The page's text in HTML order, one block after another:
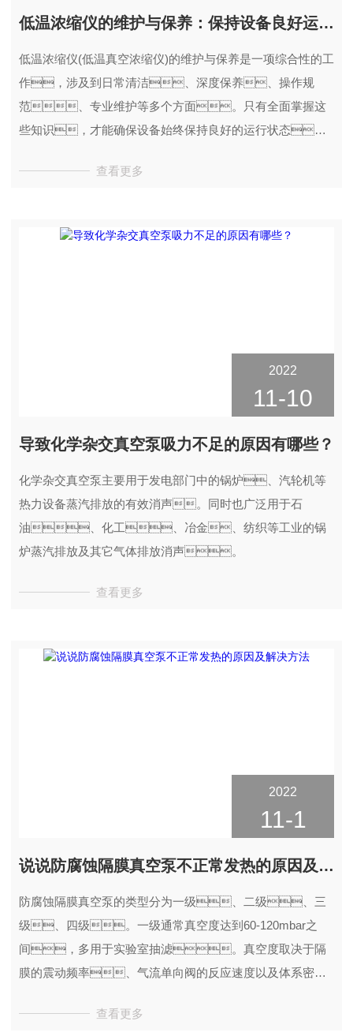
低温浓缩仪的维护与保养：保持设备良好运行的秘诀
低温浓缩仪(低温真空浓缩仪)的维护与保养是一项综合性的工
作，涉及到日常清洁、深度保养、操作规
范、专业维护等多个方面。只有全面掌握这
些知识，才能确保设备始终保持良好的运行状态，
能对广大用户在低温浓缩仪的维护与保养方面有所帮
查看更多
2022
11-10
导致化学杂交真空泵吸力不足的原因有哪些？
化学杂交真空泵主要用于发电部门中的锅炉、汽轮机等
热力设备蒸汽排放的有效消声。同时也广泛用于石
油、化工、冶金、纺织等工业的锅
炉蒸汽排放及其它气体排放消声。
查看更多
2022
11-1
说说防腐蚀隔膜真空泵不正常发热的原因及解决方法
防腐蚀隔膜真空泵的类型分为一级、二级、三
级、四级。一级通常真空度达到60-120mbar之
间，多用于实验室抽滤。真空度取决于隔
膜的震动频率、气流单向阀的反应速度以及体系密封
查看更多